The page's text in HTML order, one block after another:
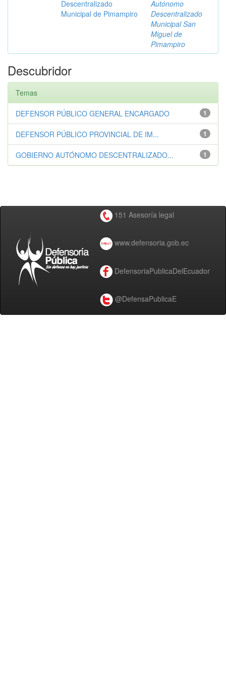
Descentralizado
Municipal de Pimampiro
Autónomo
Descentralizado
Municipal San
Miguel de
Pimampiro
Descubridor
Temas
1
DEFENSOR PÚBLICO GENERAL ENCARGADO
1
DEFENSOR PÚBLICO PROVINCIAL DE IM...
1
GOBIERNO AUTÓNOMO DESCENTRALIZADO...
151 Asesoría legal
www.defensoria.gob.ec
DefensoriaPublicaDelEcuador
@DefensaPublicaE